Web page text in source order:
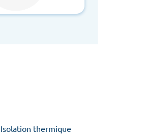
Isolation thermique